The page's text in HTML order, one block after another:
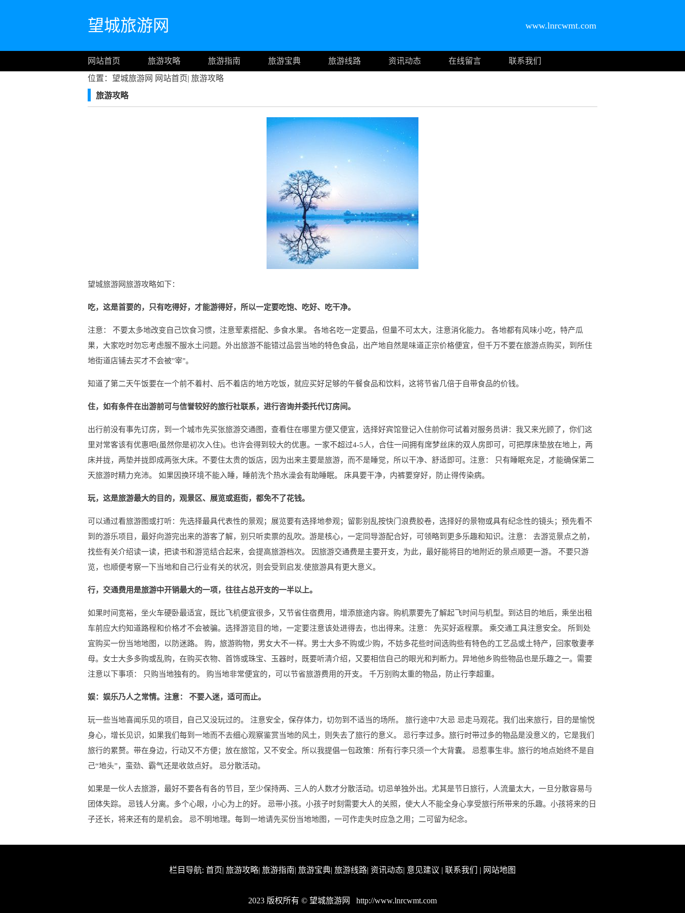
望城旅游网 www.lnrcwmt.com
网站首页 旅游攻略 旅游指南 旅游宝典 旅游线路 资讯动态 在线留言
联系我们
位置：望城旅游网 网站首页| 旅游攻略
旅游攻略
望城旅游网旅游攻略如下：
吃，这是首要的，只有吃得好，才能游得好，所以一定要吃饱、吃好、吃干净。
注意： 不要太多地改变自己饮食习惯，注意荤素搭配、多食水果。 各地名吃一定要品，但量不可太大，注意消化能力。 各地都有风味小吃，特产瓜
果，大家吃时勿忘考虑服不服水土问题。外出旅游不能错过品尝当地的特色食品，出产地自然是味道正宗价格便宜，但千万不要在旅游点购买，到所住
地街道店铺去买才不会被"宰"。
知道了第二天午饭要在一个前不着村、后不着店的地方吃饭，就应买好足够的午餐食品和饮料，这将节省几倍于自带食品的价钱。
住，如有条件在出游前可与信誉较好的旅行社联系，进行咨询并委托代订房间。
出行前没有事先订房，到一个城市先买张旅游交通图，查看住在哪里方便又便宜，选择好宾馆登记入住前你可试着对服务员讲：我又来光顾了，你们这
里对常客该有优惠吧(虽然你是初次入住)。也许会得到较大的优惠。一家不超过4-5人，合住一间拥有席梦丝床的双人房即可，可把厚床垫放在地上，两
床并拢，两垫并拢即成两张大床。不要住太贵的饭店，因为出来主要是旅游，而不是睡觉，所以干净、舒适即可。注意： 只有睡眠充足，才能确保第二
天旅游时精力充沛。 如果因换环境不能入睡，睡前洗个热水澡会有助睡眠。 床具要干净，内裤要穿好，防止得传染病。
玩，这是旅游最大的目的，观景区、展览或逛街，都免不了花钱。
可以通过看旅游图或打听：先选择最具代表性的景观；展览要有选择地参观；留影别乱按快门浪费胶卷，选择好的景物或具有纪念性的镜头；预先看不
到的游乐项目，最好向游完出来的游客了解，别只听卖票的乱吹。游是核心，一定同导游配合好，可领略到更多乐趣和知识。注意： 去游览景点之前，
找些有关介绍读一读，把读书和游览结合起来，会提高旅游档次。 因旅游交通费是主要开支，为此，最好能将目的地附近的景点顺更一游。 不要只游
览，也顺便考察一下当地和自己行业有关的状况，则会受到启发.使旅游具有更大意义。
行，交通费用是旅游中开销最大的一项，往往占总开支的一半以上。
如果时间宽裕，坐火车硬卧最适宜，既比飞机便宜很多，又节省住宿费用，增添旅途内容。购机票要先了解起飞时间与机型。到达目的地后，乘坐出租
车前应大约知道路程和价格才不会被骗。选择游览目的地，一定要注意该处进得去，也出得来。注意： 先买好返程票。 乘交通工具注意安全。 所到处
宜购买一份当地地图，以防迷路。 购，旅游购物，男女大不一样。男士大多不购或少购，不妨多花些时间选购些有特色的工艺品或土特产，回家敬妻孝
母。女士大多多购或乱购，在购买衣物、首饰或珠宝、玉器时，既要听清介绍，又要相信自己的眼光和判断力。异地他乡购些物品也是乐趣之一。需要
注意以下事项： 只购当地独有的。 购当地非常便宜的，可以节省旅游费用的开支。 千万别购太重的物品，防止行李超重。
娱：娱乐乃人之常情。注意： 不要入迷，适可而止。
玩一些当地喜闻乐见的项目，自己又没玩过的。 注意安全，保存体力，切勿到不适当的场所。 旅行途中7大忌 忌走马观花。我们出来旅行，目的是愉悦
身心，增长见识，如果我们每到一地而不去细心观察鉴赏当地的风土，则失去了旅行的意义。 忌行李过多。旅行时带过多的物品是没意义的，它是我们
旅行的累赘。带在身边，行动又不方便；放在旅馆，又不安全。所以我提倡一包政策：所有行李只须一个大背囊。 忌惹事生非。旅行的地点始终不是自
己“地头”，蛮劲、霸气还是收敛点好。 忌分散活动。
如果是一伙人去旅游，最好不要各有各的节目，至少保持两、三人的人数才分散活动。切忌单独外出。尤其是节日旅行，人流量太大，一旦分散容易与
团体失踪。 忌钱人分离。多个心眼，小心为上的好。 忌带小孩。小孩子时刻需要大人的关照，使大人不能全身心享受旅行所带来的乐趣。小孩将来的日
子还长，将来还有的是机会。 忌不明地理。每到一地请先买份当地地图，一可作走失时应急之用；二可留为纪念。
栏目导航: 首页| 旅游攻略| 旅游指南| 旅游宝典| 旅游线路| 资讯动态| 意见建议 | 联系我们 | 网站地图
2023 版权所有 © 望城旅游网 http://www.lnrcwmt.com